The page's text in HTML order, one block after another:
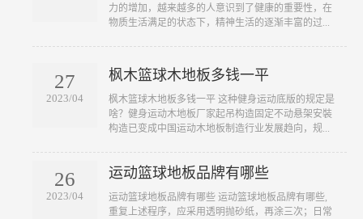
力的增加，越来越多的人意识到了健康的重要性，在
物质生活满足的状态下，精神生活的逐渐丰富的过...
27
2023/04
枫木篮球木地板多钱一平
​枫木篮球木地板多钱一平 这种健身运动底版的规定是
啥？健身运动木地板厂家起吊构造固定不动悬架安裝
构造已变成中国运动木地板制造行业发展趋向，规...
26
2023/04
运动篮球地板品牌有哪些
​运动篮球地板品牌有哪些 运动篮球地板品牌有哪些,
重复上述程序，应采用透明抛砂纸，再涂三次；日常